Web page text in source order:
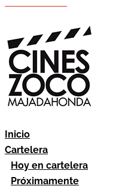
Inicio
Cartelera
Hoy en cartelera
Próximamente